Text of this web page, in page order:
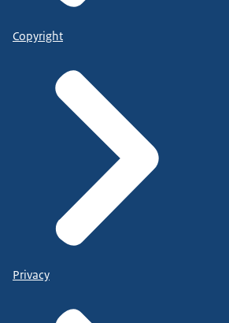
Copyright
Privacy